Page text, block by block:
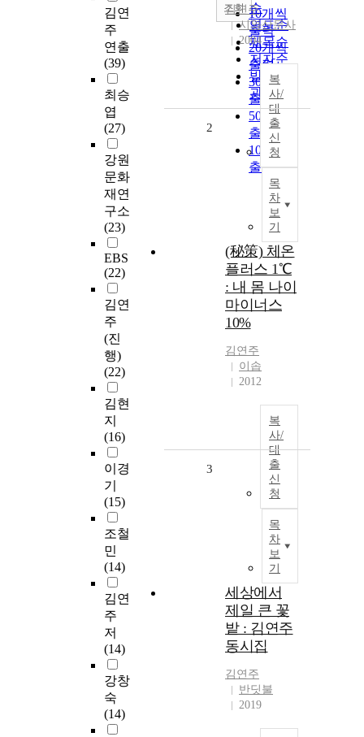
김연
주
연출
(39)
최승
엽
(27)
강원
문화
재연
구소
(23)
EBS
(22)
김연
주
(진
행)
(22)
김현
지
(16)
이경
기
(15)
조철
민
(14)
김연
주
저
(14)
강창
숙
(14)
순
연도순
제목순
저자순
발행기
관순
10개씩
출력
20개씩
출력
30개씩
출력
50개씩
출력
100개씩
출력
조회
김연주
시와산문사
2004
복
사/
대
출
신
청
목
차
보
기
2
(秘策) 체온
플러스 1℃
: 내 몸 나이
마이너스
10%
김연주
이솝
2012
복
사/
대
출
신
청
목
차
보
기
3
세상에서
제일 큰 꽃
밭 : 김연주
동시집
김연주
반딧불
2019